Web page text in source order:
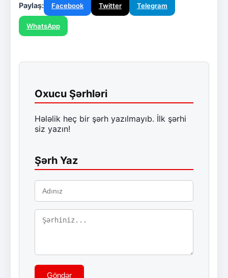
Paylaş: Facebook Twitter Telegram
WhatsApp
Oxucu Şərhləri
Hələlik heç bir şərh yazılmayıb. İlk şərhi
siz yazın!
Şərh Yaz
Göndər